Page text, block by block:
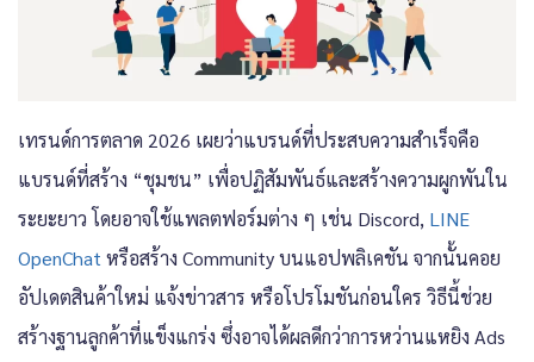
เทรนด์การตลาด 2026 เผยว่าแบรนด์ที่ประสบความสำเร็จคือ
แบรนด์ที่สร้าง “ชุมชน” เพื่อปฏิสัมพันธ์และสร้างความผูกพันใน
ระยะยาว โดยอาจใช้แพลตฟอร์มต่าง ๆ เช่น Discord, LINE
OpenChat หรือสร้าง Community บนแอปพลิเคชัน จากนั้นคอย
อัปเดตสินค้าใหม่ แจ้งข่าวสาร หรือโปรโมชันก่อนใคร วิธีนี้ช่วย
สร้างฐานลูกค้าที่แข็งแกร่ง ซึ่งอาจได้ผลดีกว่าการหว่านแหยิง Ads